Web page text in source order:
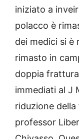
iniziato a
polacco è
dei medici si
rimasto in
doppia
immediati al J
riduzione
professor